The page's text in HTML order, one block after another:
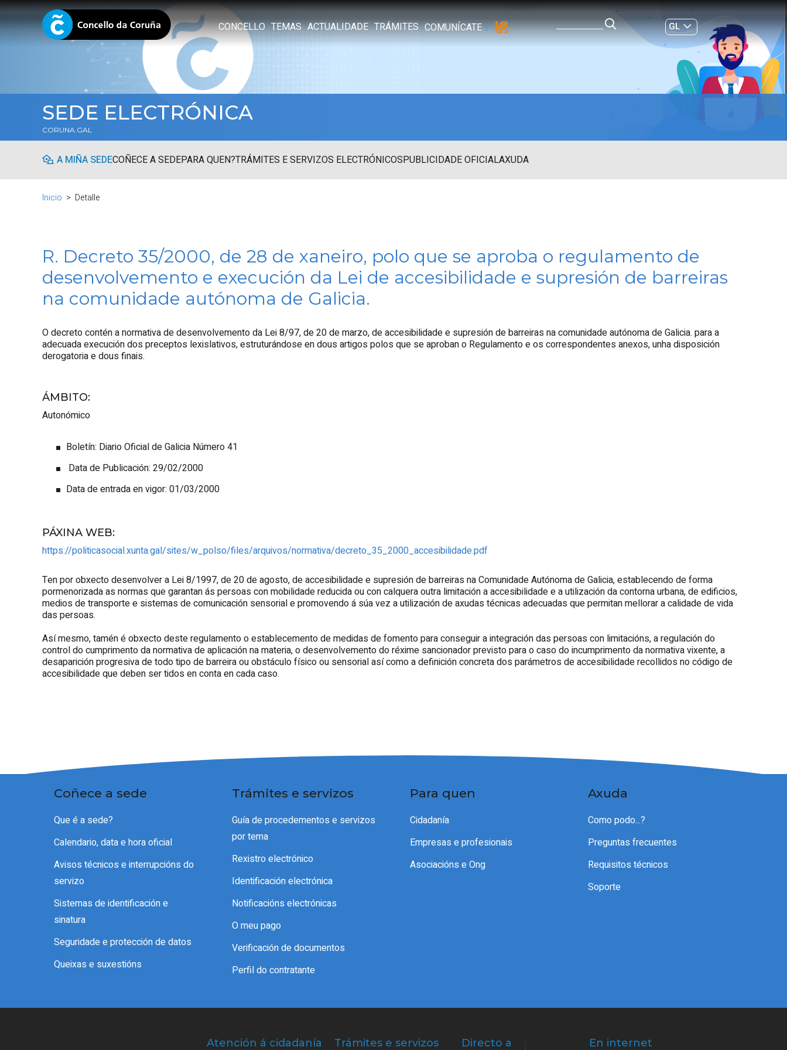
CONCELLO TEMAS ACTUALIDADE TRÁMITES COMUNÍCATE
GL
ES|
SEDE ELECTRÓNICA
CORUNA.GAL
A MIÑA SEDECOÑECE A SEDEPARA QUEN?TRÁMITES E SERVIZOS ELECTRÓNICOSPUBLICIDADE OFICIALAXUDA
Inicio Detalle
R. Decreto 35/2000, de 28 de xaneiro, polo que se aproba o regulamento de
desenvolvemento e execución da Lei de accesibilidade e supresión de barreiras
na comunidade autónoma de Galicia.
O decreto contén a normativa de desenvolvemento da Lei 8/97, de 20 de marzo, de accesibilidade e supresión de barreiras na comunidade autónoma de Galicia. para a
adecuada execución dos preceptos lexislativos, estruturándose en dous artigos polos que se aproban o Regulamento e os correspondentes anexos, unha disposición
derogatoria e dous finais.
ÁMBITO:
Autonómico
Boletín: Diario Oficial de Galicia Número 41
Data de Publicación: 29/02/2000
Data de entrada en vigor: 01/03/2000
PÁXINA WEB:
https://politicasocial.xunta.gal/sites/w_polso/files/arquivos/normativa/decreto_35_2000_accesibilidade.pdf
Ten por obxecto desenvolver a Lei 8/1997, de 20 de agosto, de accesibilidade e supresión de barreiras na Comunidade Autónoma de Galicia, establecendo de forma
pormenorizada as normas que garantan ás persoas con mobilidade reducida ou con calquera outra limitación a accesibilidade e a utilización da contorna urbana, de edificios,
medios de transporte e sistemas de comunicación sensorial e promovendo á súa vez a utilización de axudas técnicas adecuadas que permitan mellorar a calidade de vida
das persoas.
Así mesmo, tamén é obxecto deste regulamento o establecemento de medidas de fomento para conseguir a integración das persoas con limitacións, a regulación do
control do cumprimento da normativa de aplicación na materia, o desenvolvemento do réxime sancionador previsto para o caso do incumprimento da normativa vixente, a
desaparición progresiva de todo tipo de barreira ou obstáculo físico ou sensorial así como a definición concreta dos parámetros de accesibilidade recollidos no código de
accesibilidade que deben ser tidos en conta en cada caso.
Coñece a sede
Que é a sede?
Calendario, data e hora oficial
Avisos técnicos e interrupcións do
servizo
Sistemas de identificación e
sinatura
Seguridade e protección de datos
Queixas e suxestións
Trámites e servizos
Guía de procedementos e servizos
por tema
Rexistro electrónico
Identificación electrónica
Notificacións electrónicas
O meu pago
Verificación de documentos
Perfil do contratante
Para quen
Cidadanía
Empresas e profesionais
Asociacións e Ong
Axuda
Como podo...?
Preguntas frecuentes
Requisitos técnicos
Soporte
Atención á cidadanía Trámites e servizos Directo a En internet